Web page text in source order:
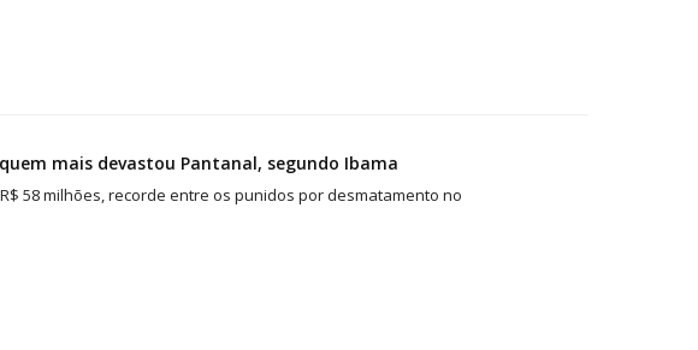
mais devastou Pantanal, segundo Ibama
58 milhões, recorde entre os punidos por desmatamento no